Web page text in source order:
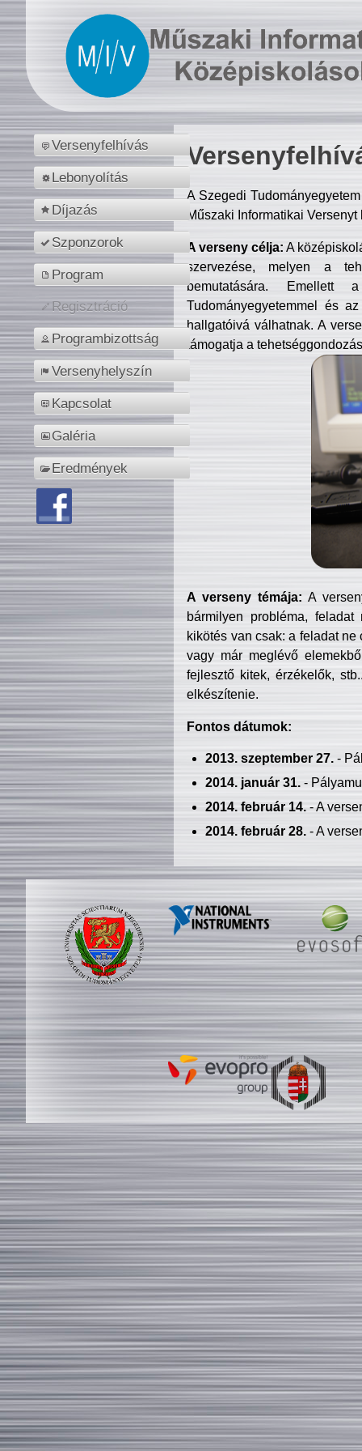
Versenyfelhívás
Lebonyolítás
Díjazás
Szponzorok
Program
Regisztráció
Programbizottság
Versenyhelyszín
Kapcsolat
Galéria
Eredmények
A Szegedi
Műszaki Informatikai
A verseny célja: A
szervezése, melyen a
bemutatására. Emellett
Tudományegyetemmel és
hallgatóivá válhatnak. A
támogatja a
A verseny témája: A
bármilyen probléma, feladat
kikötés van csak: a feladat
vagy már meglévő
fejlesztő kitek, érzékelők,
elkészítenie.
Fontos dátumok:
2013. szeptember 27.-
2014. január 31.-
2014. február 14.- A
2014. február 28.- A